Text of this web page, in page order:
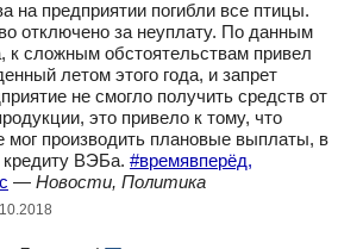
на предприятии погибли все птицы.
отключено за неуплату. По данным
к сложным обстоятельствам привел
летом этого года, и запрет
не смогло получить средств от
это привело к тому, что
мог производить плановые выплаты, в
ВЭБа. #времявперёд,
— Новости, Политика